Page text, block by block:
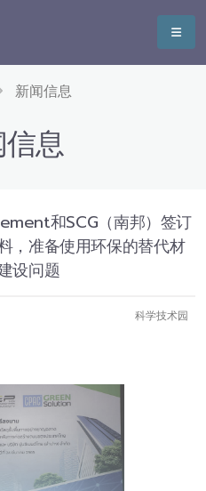
新闻信息
息
和SCG（南邦）签订
，准备使用环保的替代材
设问题
科学技术园